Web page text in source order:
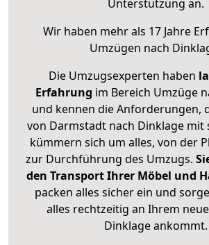
Unterstützung an.
Wir haben mehr als 17 Jahre
Umzügen nach
Die Umzugsexperten haben
Erfahrung im Bereich Umzüge
und kennen die Anforderungen,
von Darmstadt nach Dinklage mit
kümmern sich um alles, von der
zur Durchführung des Umzugs.
den Transport Ihrer Möbel und
packen alles sicher ein und
alles rechtzeitig an Ihrem
Dinklage ankommt.